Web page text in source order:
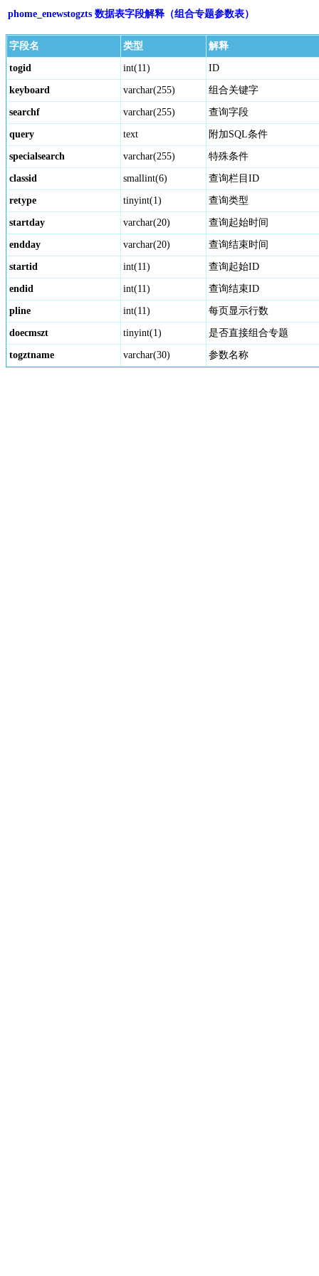
phome_enewstogzts 数据表字段解释（组合专题参数表）
字段名 类型 解释
togid int(11) ID
keyboard varchar(255) 组合关键字
searchf varchar(255) 查询字段
query text 附加SQL条件
specialsearch varchar(255) 特殊条件
classid smallint(6) 查询栏目ID
retype tinyint(1) 查询类型
startday varchar(20) 查询起始时间
endday varchar(20) 查询结束时间
startid int(11) 查询起始ID
endid int(11) 查询结束ID
pline int(11) 每页显示行数
doecmszt tinyint(1) 是否直接组合专题
togztname varchar(30) 参数名称